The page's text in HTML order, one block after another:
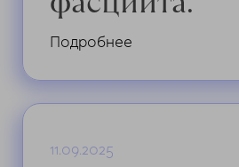
комплекса упражнений,
для стоп, которые
тонусе.
Подробнее
11.09.2025